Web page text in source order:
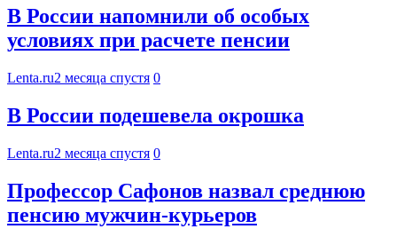
В России напомнили об особых
условиях при расчете пенсии
Lenta.ru2 месяца спустя 0
В России подешевела окрошка
Lenta.ru2 месяца спустя 0
Профессор Сафонов назвал среднюю
пенсию мужчин-курьеров